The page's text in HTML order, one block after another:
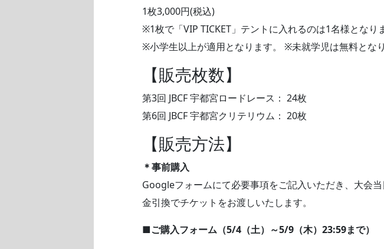
1枚3,000円(税込)
※1枚で「VIP TICKET」テントに入れるのは1名様となり
※小学生以上が適用となります。 ※未就学児は無料とな
【販売枚数】
第3回 JBCF 宇都宮ロードレース： 24枚
第6回 JBCF 宇都宮クリテリウム： 20枚
【販売方法】
＊事前購入
Googleフォームにて必要事項をご記入いただき、大会
金引換でチケットをお渡しいたします。
■ご購入フォーム（5/4（土）～5/9（木）23:59まで）